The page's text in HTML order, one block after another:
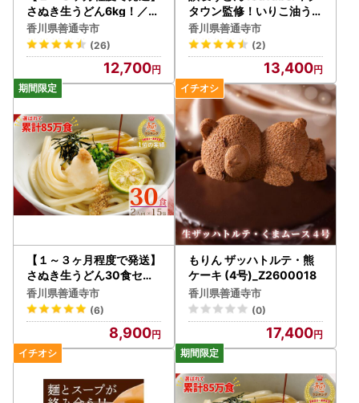
さぬき生うどん6kg！／5
0食セット（２人前×25袋
）_Z2600043
香川県善通寺市
(26)
12,700
タウン監修！いりこ油うど
ん(2食入×5袋）_Z26000
50
香川県善通寺市
(2)
13,400
【１～３ヶ月程度で発送】
さぬき生うどん30食セッ
ト（２人前×15袋）_Z260
0042
香川県善通寺市
(6)
8,900
もりん ザッハトルテ・熊
ケーキ (4号)_Z2600018
香川県善通寺市
(0)
17,400